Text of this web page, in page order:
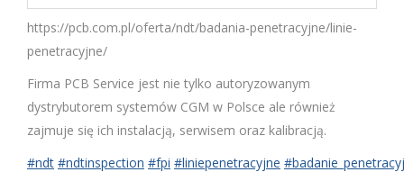
https://pcb.com.pl/oferta/ndt/badania-penetracyjne/linie-
penetracyjne/
Firma PCB Service jest nie tylko autoryzowanym
dystrybutorem systemów CGM w Polsce ale również
zajmuje się ich instalacją, serwisem oraz kalibracją.
#ndt #ndtinspection #fpi #liniepenetracyjne